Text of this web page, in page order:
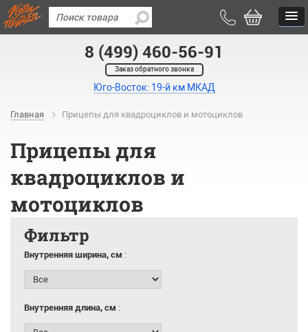
8 (499) 460-56-91
Заказ обратного звонка
Юго-Восток: 19-й км МКАД
Главная Прицепы для квадроциклов и мотоциклов
Прицепы для
квадроциклов и
мотоциклов
Фильтр
Внутренняя ширина, см :
Внутренняя длина, см :